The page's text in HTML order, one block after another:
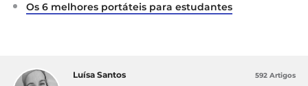
Os 6 melhores portáteis para estudantes
Luísa Santos 592 Artigos